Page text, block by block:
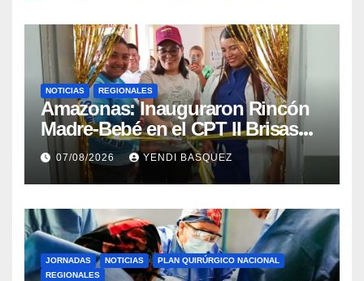
NOTICIAS REGIONALES
​Amazonas: Inauguraron Rincón
Madre-Bebé en el CPT II Brisas
del Aeropuerto ​Inauguraron
Rincón
07/08/2026 YENDI BASQUEZ
JORNADAS NOTICIAS
PLAN QUIRÚRGICO NACIONAL
REGIONALES